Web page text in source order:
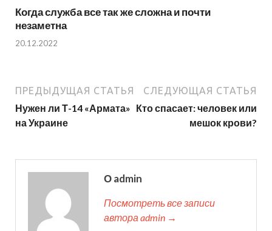
Когда служба все так же сложна и почти
незаметна
20.12.2022
ПРЕДЫДУЩАЯ СТАТЬЯ
Нужен ли Т-14 «Армата»
на Украине
СЛЕДУЮЩАЯ СТАТЬЯ
Кто спасает: человек или
мешок крови?
О admin
Посмотреть все записи
автора admin →